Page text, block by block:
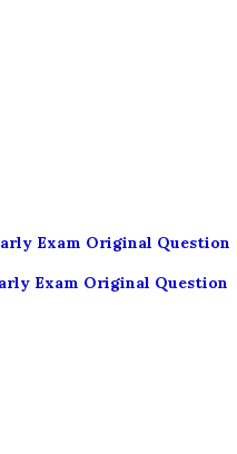
Exam Original Question
Exam Original Question